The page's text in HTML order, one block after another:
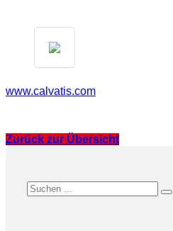
www.calvatis.com
Zurück zur Übersicht